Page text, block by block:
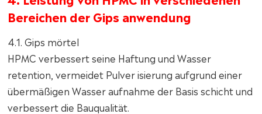
Bereichen der Gips anwendung
4.1. Gips mörtel
HPMC verbessert seine Haftung und Wasser
retention, vermeidet Pulver isierung aufgrund einer
übermäßigen Wasser aufnahme der Basis schicht und
verbessert die Bauqualität.